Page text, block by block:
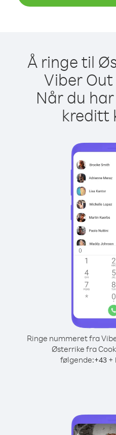
Å ringe til
Viber
Når du
kreditt
Ringe nummeret fra
Østerrike fra
følgende:+43+